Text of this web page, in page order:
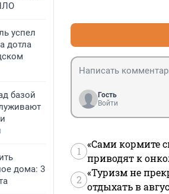
успел
дотла
базой
дома: 3
Гость
Войти
1
«Сами кормите
приводят к
2
«Туризм не
отдыхать в